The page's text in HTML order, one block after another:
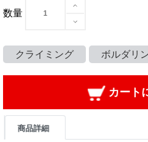
数量
クライミング ボルダリ
カート
商品詳細